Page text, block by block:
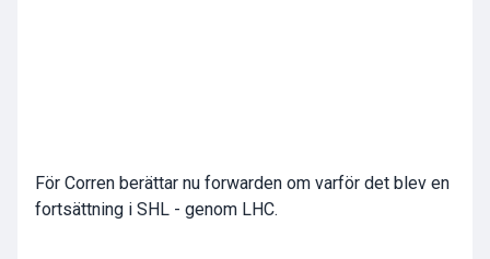
För Corren berättar nu forwarden om varför det blev en
fortsättning i SHL - genom LHC.